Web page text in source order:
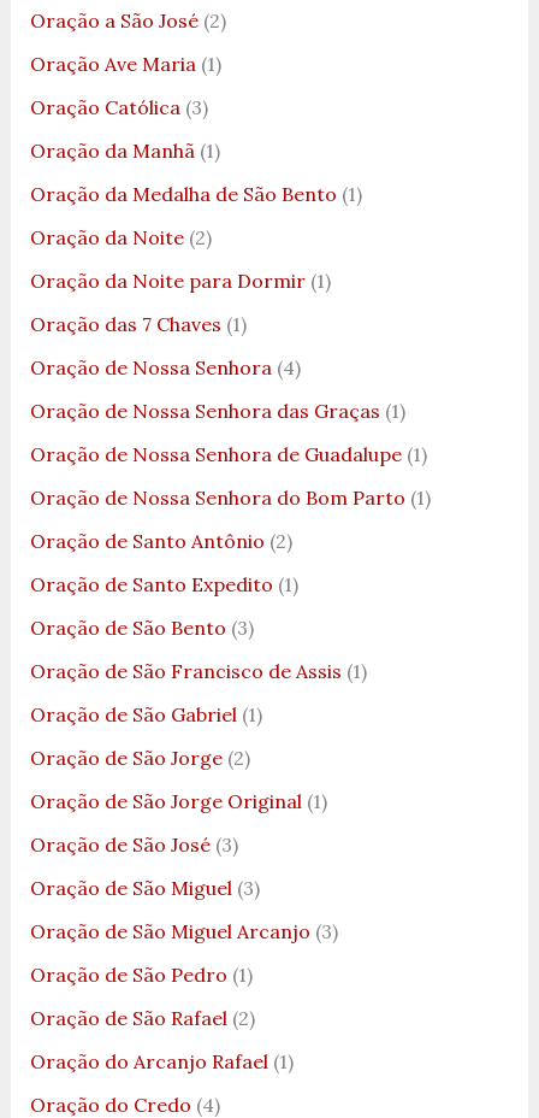
Oração a São José(2)
Oração Ave Maria (1)
Oração Católica (3)
Oração da Manhã (1)
Oração da Medalha de São Bento (1)
Oração da Noite(2)
Oração da Noite para Dormir(1)
Oração das 7 Chaves (1)
Oração de Nossa Senhora (4)
Oração de Nossa Senhora das Graças (1)
Oração de Nossa Senhora de Guadalupe(1)
Oração de Nossa Senhora do Bom Parto (1)
Oração de Santo Antônio (2)
Oração de Santo Expedito (1)
Oração de São Bento (3)
Oração de São Francisco de Assis (1)
Oração de São Gabriel (1)
Oração de São Jorge(2)
Oração de São Jorge Original (1)
Oração de São José(3)
Oração de São Miguel (3)
Oração de São Miguel Arcanjo (3)
Oração de São Pedro (1)
Oração de São Rafael (2)
Oração do Arcanjo Rafael (1)
Oração do Credo (4)